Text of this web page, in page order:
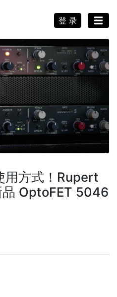
登 录
用方式！Rupert
OptoFET 5046